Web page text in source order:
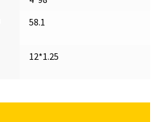
58.1
12*1.25